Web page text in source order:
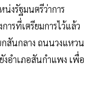
งรัฐมนตรีว่าการ
ารที่เตรียมการไว้แล้ว
กสันกลาง ถนนวงแหวน
งอำเภอสันกำแพง เพื่อ